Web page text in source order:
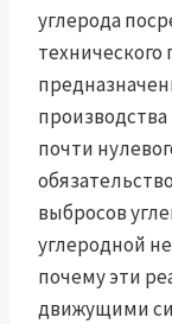
углерода
технического
почти
выбросов
углеродной
почему эти
движущими